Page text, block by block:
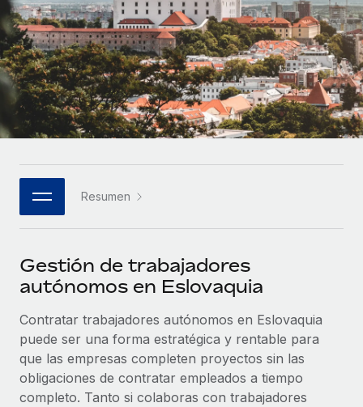
INFRAESTRUCTURA
Conexión Remote
Integra los RR. HH. en tus flujos de trabajo sin
complicaciones.
Plataforma
Funciones esenciales de RR. HH. integradas para tu
Conectar
Conecta cualquier herramienta de IA con Remote
Optimiza los procesos con herramientas empresariales
esenciales.
SERVICIOS
Pregunta a un experto
Obtén ayuda de gente experta en RR. HH. globales
Mediana empresa
Amplía tu equipo con soluciones de RR. HH.
personalizadas.
Empresa
RR. HH. globales para grandes empresas.
ASOCIARSE
Socios tecnológicos estratégicos
Integra la gestión de los RR. HH. globales en tu
Asociarse
Descubre oportunidades de colaborar con nosotros.
Remote Build Próximamente
Consultoría de integraciones y automatización con IA.
CASOS PRÁCTICOS
Guías y recursos
Casos prácticos
Glosario de RR. HH.
Listas de verificación y plantillas
Biblioteca de descripciones de puestos
Webinarios
Información sobre salarios y talento
Obtén ayuda
Consulta todos los recursos
Español
Italiano
Português (Portugal)
日本語
한국어
中文（简体）Resumen
Gestión de trabajadores
autónomos en Eslovaquia
Contratar trabajadores autónomos en Eslovaquia
puede ser una forma estratégica y rentable para
que las empresas completen proyectos sin las
obligaciones de contratar empleados a tiempo
completo. Tanto si colaboras con trabajadores